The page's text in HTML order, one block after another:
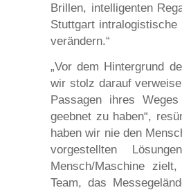
Brillen, intelligenten
Stuttgart
verändern.“
„Vor dem Hintergrund
wir stolz darauf
Passagen ihres
geebnet zu haben“,
haben wir nie den
vorgestellten
Mensch/Maschine
Team, das